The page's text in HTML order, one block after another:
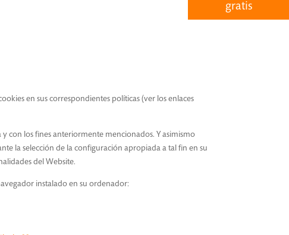
en sus correspondientes políticas (ver los enlaces
con los fines anteriormente mencionados. Y asimismo
la selección de la configuración apropiada a tal fin en su
del Website.
instalado en su ordenador:
gratis